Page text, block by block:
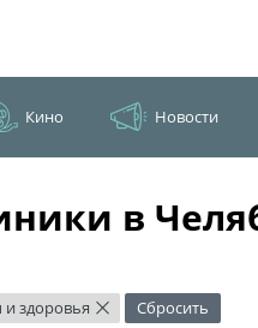
Кино Новости
в
здоровья × Сбросить